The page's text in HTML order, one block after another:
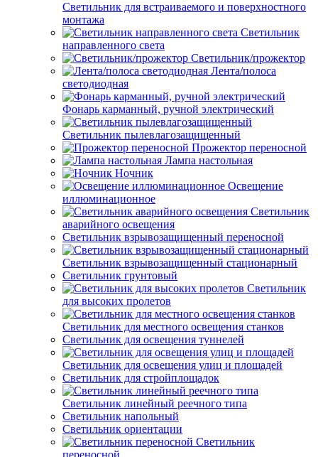
Светильник для встраиваемого и поверхностного
монтажа
Светильник
направленного света
Светильник/прожектор
Лента/полоса
светодиодная
Фонарь карманный, ручной электрический
Светильник пылевлагозащищенный
Прожектор переносной
Лампа настольная
Ночник
Освещение
иллюминационное
Светильник
аварийного освещения
Светильник взрывозащищенный переносной
Светильник взрывозащищенный стационарный
Светильник грунтовый
Светильник
для высоких пролетов
Светильник для местного освещения станков
Светильник для освещения туннелей
Светильник для освещения улиц и площадей
Светильник для стройплощадок
Светильник линейный реечного типа
Светильник напольный
Светильник ориентации
Светильник
переносной